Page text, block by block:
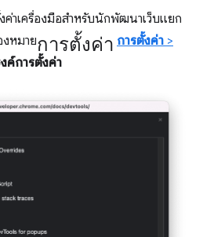
าเครื่องมือสำหรับนักพัฒนาเว็บแยก
งหมายการตั้งค่า การตั้งค่า >
ค์การตั้งค่า